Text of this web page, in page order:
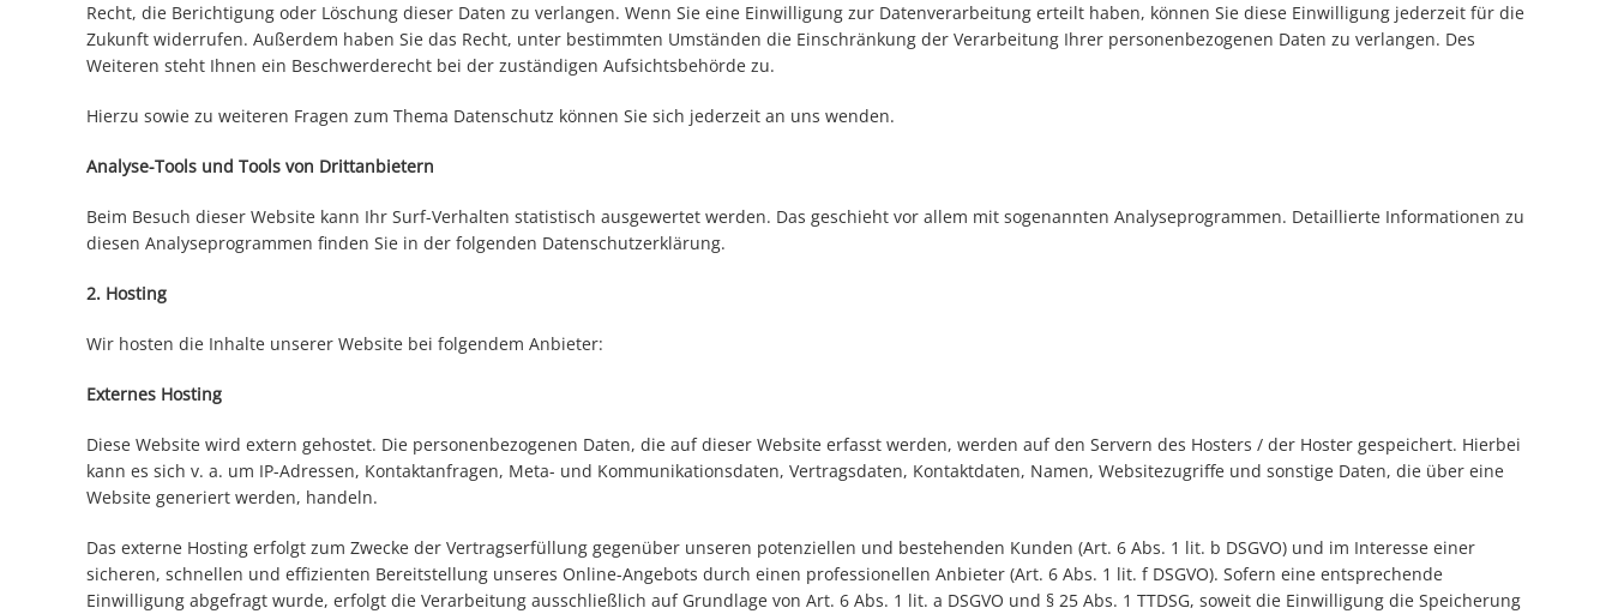
Recht, die Berichtigung oder Löschung dieser Daten zu verlangen. Wenn Sie eine Einwilligung zur Datenverarbeitung erteilt haben, können Sie diese Einwilligung jederzeit für die
Zukunft widerrufen. Außerdem haben Sie das Recht, unter bestimmten Umständen die Einschränkung der Verarbeitung Ihrer personenbezogenen Daten zu verlangen. Des
Weiteren steht Ihnen ein Beschwerderecht bei der zuständigen Aufsichtsbehörde zu.
Hierzu sowie zu weiteren Fragen zum Thema Datenschutz können Sie sich jederzeit an uns wenden.
Analyse-Tools und Tools von Drittanbietern
Beim Besuch dieser Website kann Ihr Surf-Verhalten statistisch ausgewertet werden. Das geschieht vor allem mit sogenannten Analyseprogrammen. Detaillierte Informationen zu
diesen Analyseprogrammen finden Sie in der folgenden Datenschutzerklärung.
2. Hosting
Wir hosten die Inhalte unserer Website bei folgendem Anbieter:
Externes Hosting
Diese Website wird extern gehostet. Die personenbezogenen Daten, die auf dieser Website erfasst werden, werden auf den Servern des Hosters / der Hoster gespeichert. Hierbei
kann es sich v. a. um IP-Adressen, Kontaktanfragen, Meta- und Kommunikationsdaten, Vertragsdaten, Kontaktdaten, Namen, Websitezugriffe und sonstige Daten, die über eine
Website generiert werden, handeln.
Das externe Hosting erfolgt zum Zwecke der Vertragserfüllung gegenüber unseren potenziellen und bestehenden Kunden (Art. 6 Abs. 1 lit. b DSGVO) und im Interesse einer
sicheren, schnellen und effizienten Bereitstellung unseres Online-Angebots durch einen professionellen Anbieter (Art. 6 Abs. 1 lit. f DSGVO). Sofern eine entsprechende
Einwilligung abgefragt wurde, erfolgt die Verarbeitung ausschließlich auf Grundlage von Art. 6 Abs. 1 lit. a DSGVO und § 25 Abs. 1 TTDSG, soweit die Einwilligung die Speicherung